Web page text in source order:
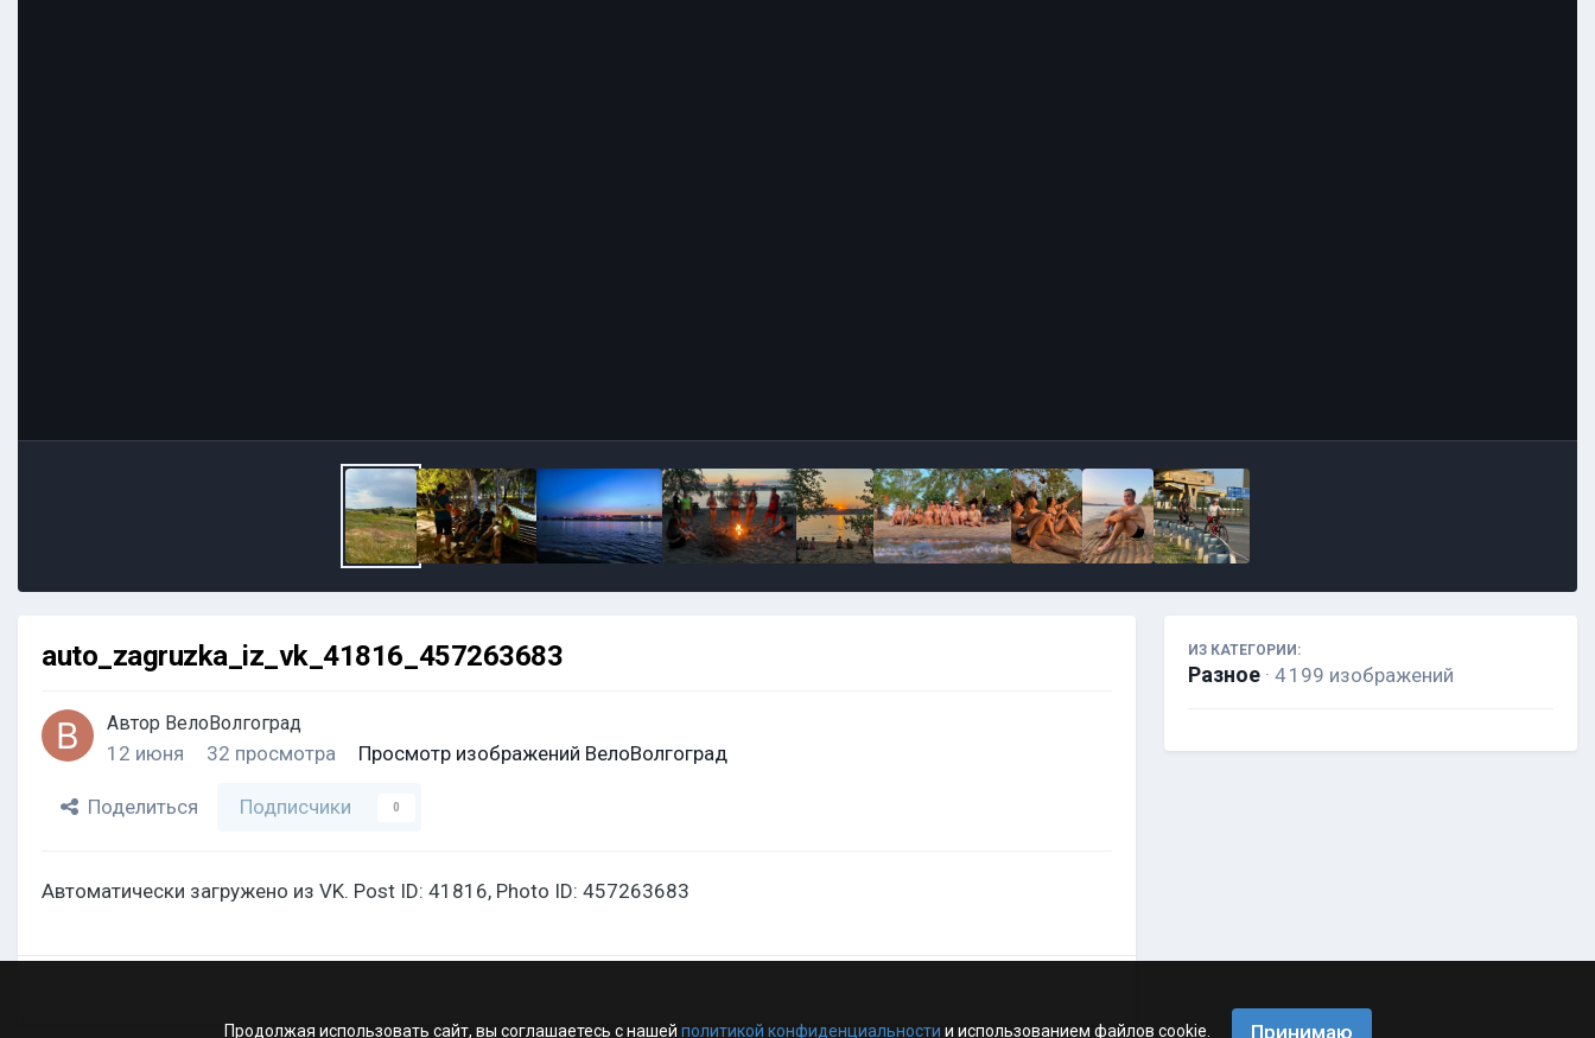
auto_zagruzka_iz_vk_41816_457263683
Автор ВелоВолгоград
12 июня 32 просмотра Просмотр изображений ВелоВолгоград
Поделиться Подписчики 0
Автоматически загружено из VK. Post ID: 41816, Photo ID: 457263683
ИЗ КАТЕГОРИИ:
Разное · 4 199 изображений
Продолжая использовать сайт, вы соглашаетесь с нашей политикой конфиденциальности и использованием файлов cookie. Принимаю